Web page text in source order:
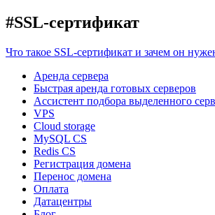
#SSL-сертификат
Что такое SSL-сертификат и зачем он
Аренда сервера
Быстрая аренда готовых серверов
Ассистент подбора выделенного
VPS
Cloud storage
MySQL CS
Redis CS
Регистрация домена
Перенос домена
Оплата
Датацентры